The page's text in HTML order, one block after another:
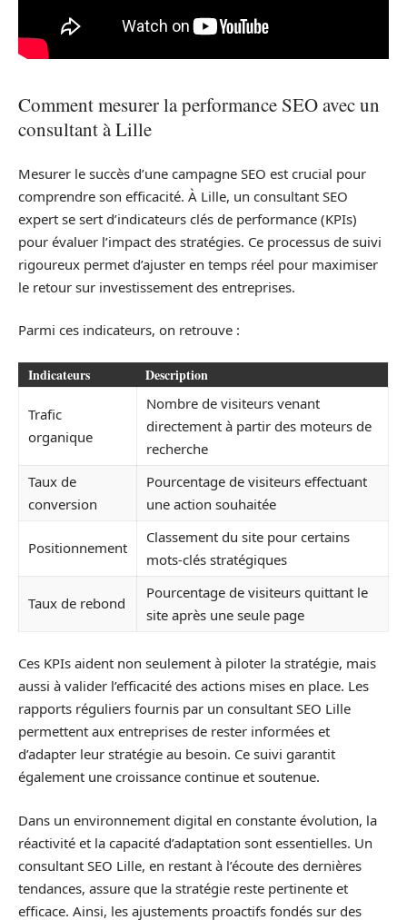
Comment mesurer la performance SEO avec un
consultant à Lille
Mesurer le succès d’une campagne SEO est crucial pour
comprendre son efficacité. À Lille, un consultant SEO
expert se sert d’indicateurs clés de performance (KPIs)
pour évaluer l’impact des stratégies. Ce processus de suivi
rigoureux permet d’ajuster en temps réel pour maximiser
le retour sur investissement des entreprises.
Parmi ces indicateurs, on retrouve :
Indicateurs Description
Trafic
organique
Nombre de visiteurs venant
directement à partir des moteurs de
recherche
Taux de
conversion
Pourcentage de visiteurs effectuant
une action souhaitée
Positionnement
Classement du site pour certains
mots-clés stratégiques
Taux de rebond
Pourcentage de visiteurs quittant le
site après une seule page
Ces KPIs aident non seulement à piloter la stratégie, mais
aussi à valider l’efficacité des actions mises en place. Les
rapports réguliers fournis par un consultant SEO Lille
permettent aux entreprises de rester informées et
d’adapter leur stratégie au besoin. Ce suivi garantit
également une croissance continue et soutenue.
Dans un environnement digital en constante évolution, la
réactivité et la capacité d’adaptation sont essentielles. Un
consultant SEO Lille, en restant à l’écoute des dernières
tendances, assure que la stratégie reste pertinente et
efficace. Ainsi, les ajustements proactifs fondés sur des